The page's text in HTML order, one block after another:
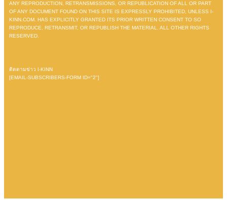
ANY REPRODUCTION, RETRANSMISSIONS, OR REPUBLICATION OF ALL OR PART
OF ANY DOCUMENT FOUND ON THIS SITE IS EXPRESSLY PROHIBITED, UNLESS I-
KINN.COM. HAS EXPLICITLY GRANTED ITS PRIOR WRITTEN CONSENT TO SO
REPRODUCE, RETRANSMIT, OR REPUBLISH THE MATERIAL. ALL OTHER RIGHTS
RESERVED.
ติดตามข่าว I-KINN
[EMAIL-SUBSCRIBERS-FORM ID="2"]